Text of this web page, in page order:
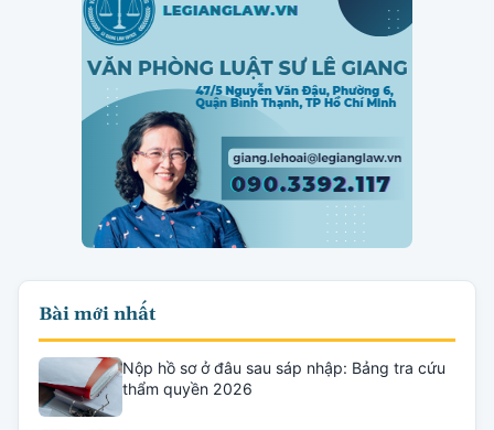
Bài mới nhất
Nộp hồ sơ ở đâu sau sáp nhập: Bảng tra cứu
thẩm quyền 2026